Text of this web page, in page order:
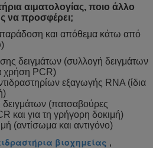
αιματολογίας, ποιο άλλο
να προσφέρει;
και απόθεμα κάτω από
δειγμάτων (συλλογή δειγμάτων
χρήση PCR)
εξαγωγής RNA (ίδια
(πατσαβούρες
και για τη γρήγορη δοκιμή)
(αντίσωμα και αντιγόνο)
βιοχημείας ,